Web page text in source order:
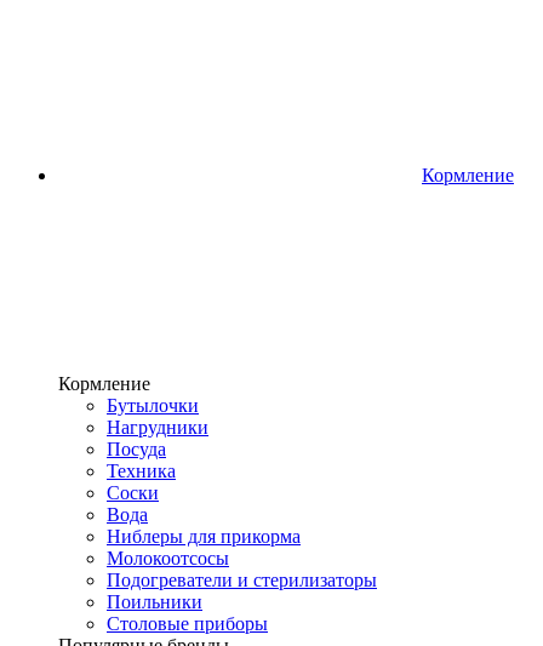
Кормление
Кормление
Бутылочки
Нагрудники
Посуда
Техника
Соски
Вода
Ниблеры для прикорма
Молокоотсосы
Подогреватели и стерилизаторы
Поильники
Столовые приборы